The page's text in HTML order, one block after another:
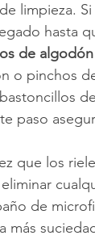
limpieza.
hasta
de
o pinchos
paso
que los
de
más